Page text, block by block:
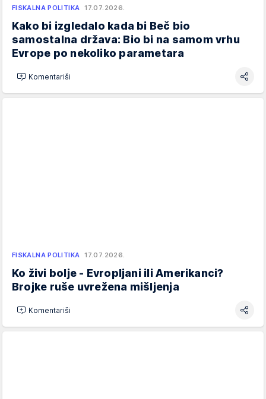
FISKALNA POLITIKA 17.07.2026.
Kako bi izgledalo kada bi Beč bio
samostalna država: Bio bi na samom vrhu
Evrope po nekoliko parametara
Komentariši
FISKALNA POLITIKA 17.07.2026.
Ko živi bolje - Evropljani ili Amerikanci?
Brojke ruše uvrežena mišljenja
Komentariši